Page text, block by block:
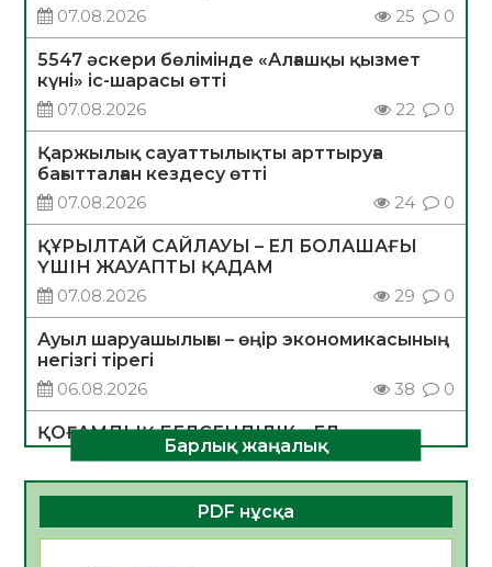
07.08.2026
25 0
5547 әскери бөлімінде «Алғашқы қызмет
күні» іс-шарасы өтті
07.08.2026
22 0
Қаржылық сауаттылықты арттыруға
бағытталған кездесу өтті
07.08.2026
24 0
ҚҰРЫЛТАЙ САЙЛАУЫ – ЕЛ БОЛАШАҒЫ
ҮШІН ЖАУАПТЫ ҚАДАМ
07.08.2026
29 0
Ауыл шаруашылығы – өңір экономикасының
негізгі тірегі
06.08.2026
38 0
ҚОҒАМДЫҚ БЕЛСЕНДІЛІК – ЕЛ
ДАМУЫНЫҢ НЕГІЗІ
06.08.2026
35 0
ҚҰРЫЛТАЙ САЙЛАУЫ – БОЛАШАҚҚА
Барлық жаңалық
PDF нұсқа